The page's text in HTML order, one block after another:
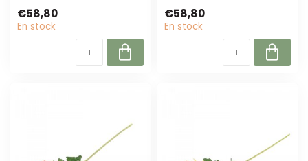
blanche na...
€58,80
En stock
€58,80
En stock